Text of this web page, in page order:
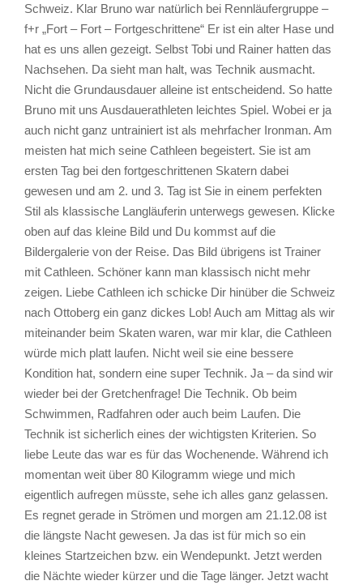
Schweiz. Klar Bruno war natürlich bei Rennläufergruppe –
f+r „Fort – Fort – Fortgeschrittene“ Er ist ein alter Hase und
hat es uns allen gezeigt. Selbst Tobi und Rainer hatten das
Nachsehen. Da sieht man halt, was Technik ausmacht.
Nicht die Grundausdauer alleine ist entscheidend. So hatte
Bruno mit uns Ausdauerathleten leichtes Spiel. Wobei er ja
auch nicht ganz untrainiert ist als mehrfacher Ironman. Am
meisten hat mich seine Cathleen begeistert. Sie ist am
ersten Tag bei den fortgeschrittenen Skatern dabei
gewesen und am 2. und 3. Tag ist Sie in einem perfekten
Stil als klassische Langläuferin unterwegs gewesen. Klicke
oben auf das kleine Bild und Du kommst auf die
Bildergalerie von der Reise. Das Bild übrigens ist Trainer
mit Cathleen. Schöner kann man klassisch nicht mehr
zeigen. Liebe Cathleen ich schicke Dir hinüber die Schweiz
nach Ottoberg ein ganz dickes Lob! Auch am Mittag als wir
miteinander beim Skaten waren, war mir klar, die Cathleen
würde mich platt laufen. Nicht weil sie eine bessere
Kondition hat, sondern eine super Technik. Ja – da sind wir
wieder bei der Gretchenfrage! Die Technik. Ob beim
Schwimmen, Radfahren oder auch beim Laufen. Die
Technik ist sicherlich eines der wichtigsten Kriterien. So
liebe Leute das war es für das Wochenende. Während ich
momentan weit über 80 Kilogramm wiege und mich
eigentlich aufregen müsste, sehe ich alles ganz gelassen.
Es regnet gerade in Strömen und morgen am 21.12.08 ist
die längste Nacht gewesen. Ja das ist für mich so ein
kleines Startzeichen bzw. ein Wendepunkt. Jetzt werden
die Nächte wieder kürzer und die Tage länger. Jetzt wacht